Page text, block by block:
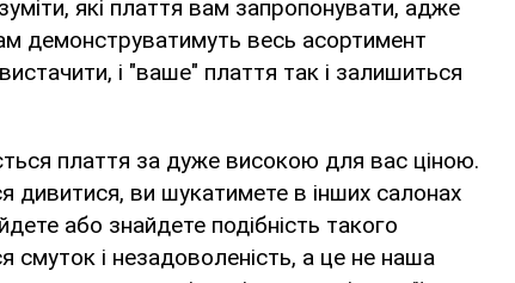
які плаття вам запропонувати, адже
демонструватимуть весь асортимент
і "ваше" плаття так і залишиться
плаття за дуже високою для вас ціною.
дивитися, ви шукатимете в інших салонах
або знайдете подібність такого
смуток і незадоволеність, а це не наша